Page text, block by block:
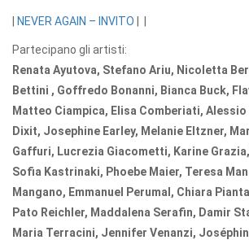
NEVER AGAIN – INVITO
Partecipano gli artisti:
Renata Ayutova, Stefano Ariu, Nicoletta
Bettini , Goffredo Bonanni, Bianca Buck,
Matteo Ciampica, Elisa Comberiati,
Dixit, Josephine Earley, Melanie Eltzner,
Gaffuri, Lucrezia Giacometti, Karine
Sofia Kastrinaki, Phoebe Maier, Teresa
Mangano, Emmanuel Perumal, Chiara
Pato Reichler, Maddalena Serafin, Damir
Maria Terracini, Jennifer Venanzi,